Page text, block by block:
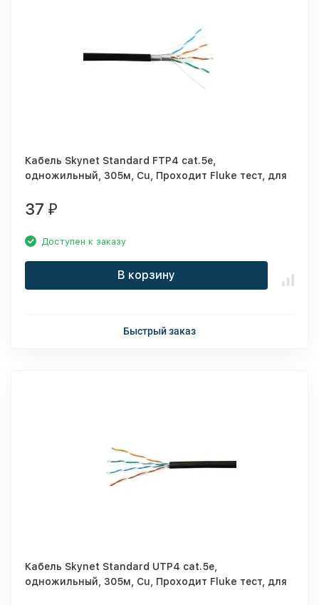
Кабель Skynet Standard FTP4 cat.5е,
одножильный, 305м, Cu, Проходит Fluke тест, для
37 ₽
Доступен к заказу
В корзину
Быстрый заказ
Кабель Skynet Standard UTP4 cat.5е,
одножильный, 305м, Cu, Проходит Fluke тест, для